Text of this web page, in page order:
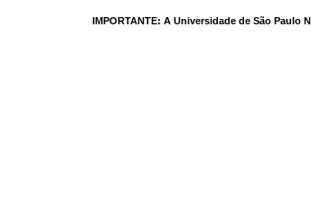
IMPORTANTE: A Universidade de São